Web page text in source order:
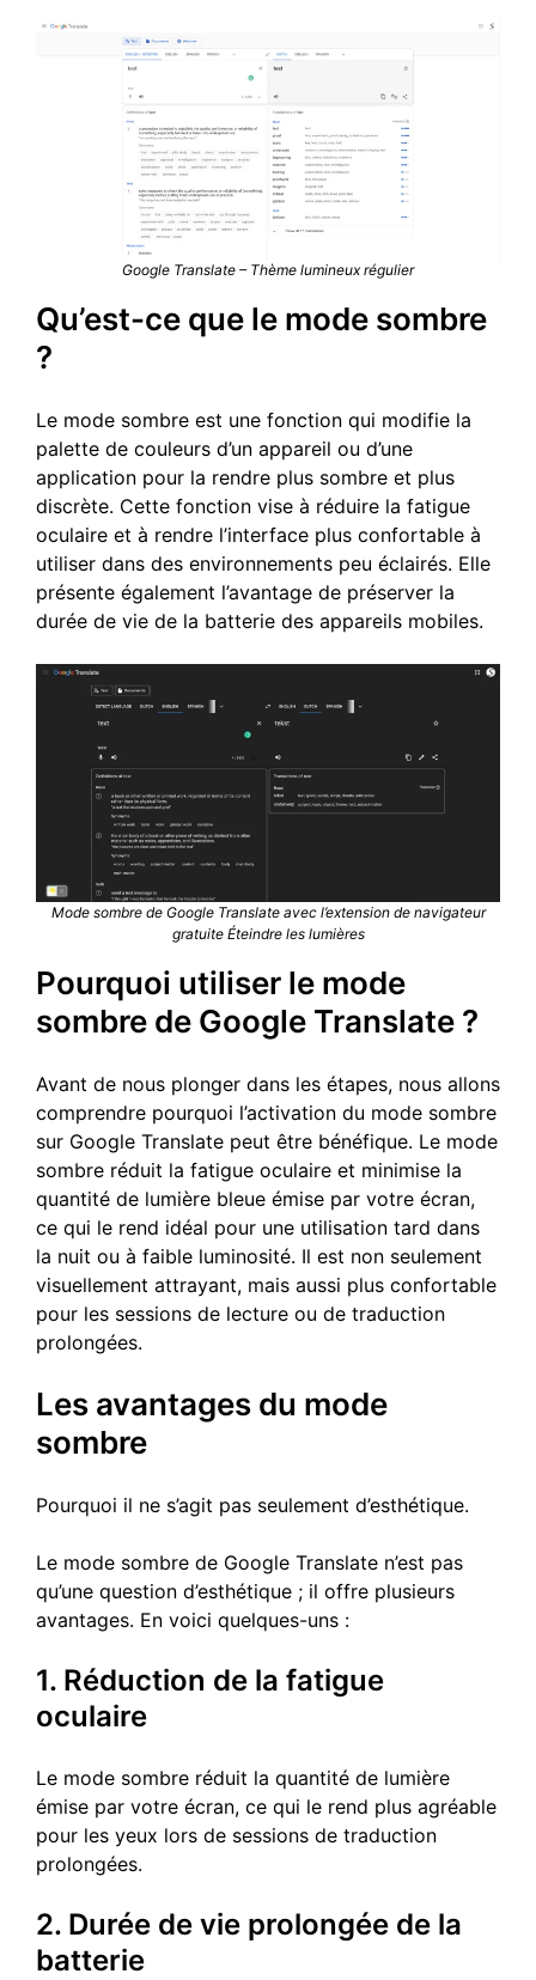
Google Translate – Thème lumineux régulier
Qu’est-ce que le mode sombre
?
Le mode sombre est une fonction qui modifie la
palette de couleurs d’un appareil ou d’une
application pour la rendre plus sombre et plus
discrète. Cette fonction vise à réduire la fatigue
oculaire et à rendre l’interface plus confortable à
utiliser dans des environnements peu éclairés. Elle
présente également l’avantage de préserver la
durée de vie de la batterie des appareils mobiles.
Mode sombre de Google Translate avec l’extension de navigateur
gratuite Éteindre les lumières
Pourquoi utiliser le mode
sombre de Google Translate ?
Avant de nous plonger dans les étapes, nous allons
comprendre pourquoi l’activation du mode sombre
sur Google Translate peut être bénéfique. Le mode
sombre réduit la fatigue oculaire et minimise la
quantité de lumière bleue émise par votre écran,
ce qui le rend idéal pour une utilisation tard dans
la nuit ou à faible luminosité. Il est non seulement
visuellement attrayant, mais aussi plus confortable
pour les sessions de lecture ou de traduction
prolongées.
Les avantages du mode
sombre
Pourquoi il ne s’agit pas seulement d’esthétique.
Le mode sombre de Google Translate n’est pas
qu’une question d’esthétique ; il offre plusieurs
avantages. En voici quelques-uns :
1. Réduction de la fatigue
oculaire
Le mode sombre réduit la quantité de lumière
émise par votre écran, ce qui le rend plus agréable
pour les yeux lors de sessions de traduction
prolongées.
2. Durée de vie prolongée de la
batterie